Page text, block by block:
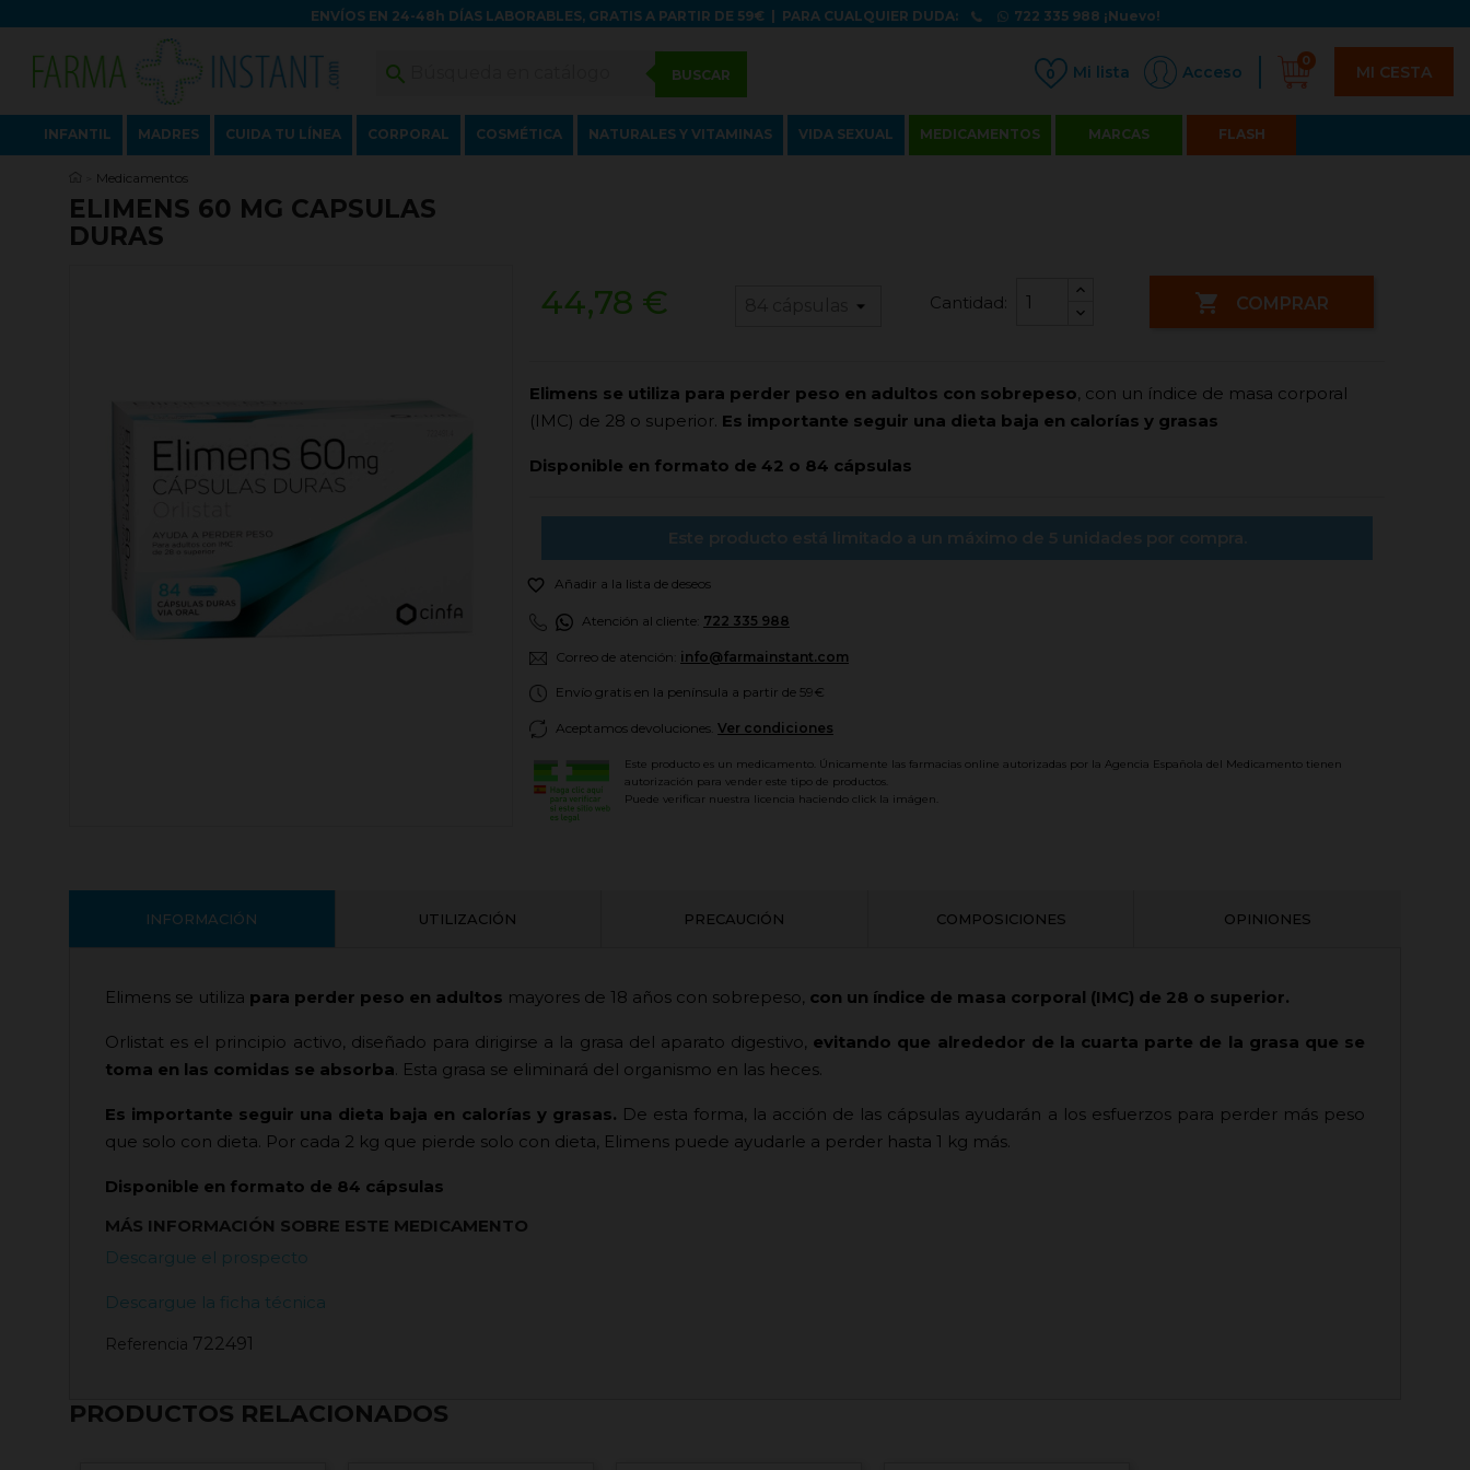
ENVÍOS EN 24-48h DÍAS LABORABLES, GRATIS A PARTIR DE 59€| PARA CUALQUIER DUDA: 722 335 988 ¡Nuevo!
 BUSCAR 0 Acceso
0
MI CESTA
INFANTIL MADRES CUIDA TU LÍNEA CORPORAL COSMÉTICA NATURALES Y VITAMINAS VIDA SEXUAL MEDICAMENTOS MARCAS FLASH
Medicamentos
ELIMENS 60 MG CAPSULAS
DURAS
44,78 € Cantidad:  COMPRAR
Elimens se utiliza para perder peso en adultos con sobrepeso, con un índice de masa corporal
(IMC) de 28 o superior. Es importante seguir una dieta baja en calorías y grasas
Disponible en formato de 42 o 84 cápsulas
Este producto está limitado a un máximo de 5 unidades por compra.
 Añadir a la lista de deseos
Atención al cliente: 722 335 988
Correo de atención: info@farmainstant.com
Envío gratis en la península a partir de 59€
Aceptamos devoluciones. Ver condiciones
Este producto es un medicamento. Únicamente las farmacias online autorizadas por la Agencia Española del Medicamento tienen
autorización para vender este tipo de productos.
Puede verificar nuestra licencia haciendo click la imágen.
INFORMACIÓN UTILIZACIÓN PRECAUCIÓN COMPOSICIONES OPINIONES
Elimens se utiliza para perder peso en adultos mayores de 18 años con sobrepeso, con un índice de masa corporal (IMC) de 28 o superior.
Orlistat es el principio activo, diseñado para dirigirse a la grasa del aparato digestivo, evitando que alrededor de la cuarta parte de la grasa que se
toma en las comidas se absorba . Esta grasa se eliminará del organismo en las heces.
Es importante seguir una dieta baja en calorías y grasas. De esta forma, la acción de las cápsulas ayudarán a los esfuerzos para perder más peso
que solo con dieta. Por cada 2 kg que pierde solo con dieta, Elimens puede ayudarle a perder hasta 1 kg más.
Disponible en formato de 84 cápsulas
MÁS INFORMACIÓN SOBRE ESTE MEDICAMENTO
Descargue el prospecto
Descargue la ficha técnica
Referencia 722491
PRODUCTOS RELACIONADOS